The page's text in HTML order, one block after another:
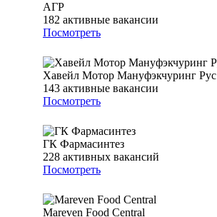
АГР
182 активные вакансии
Посмотреть
Хавейл Мотор Мануфэкчуринг Рус
143 активные вакансии
Посмотреть
ГК Фармасинтез
228 активных вакансий
Посмотреть
Mareven Food Central